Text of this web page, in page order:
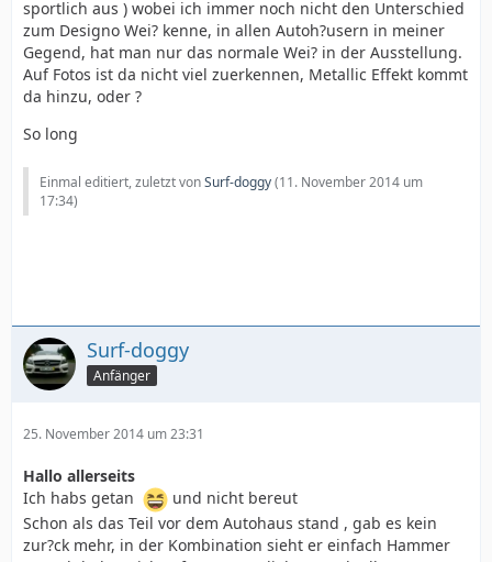
sportlich aus ) wobei ich immer noch nicht den Unterschied
zum Designo Wei? kenne, in allen Autoh?usern in meiner
Gegend, hat man nur das normale Wei? in der Ausstellung.
Auf Fotos ist da nicht viel zuerkennen, Metallic Effekt kommt
da hinzu, oder ?
So long
Einmal editiert, zuletzt vonSurf-doggy(11. November 2014 um
17:34)
Surf-doggy
Anfänger
25. November 2014 um 23:31
Hallo allerseits
Ich habs getan
und nicht bereut
Schon als das Teil vor dem Autohaus stand , gab es kein
zur?ck mehr, in der Kombination sieht er einfach Hammer